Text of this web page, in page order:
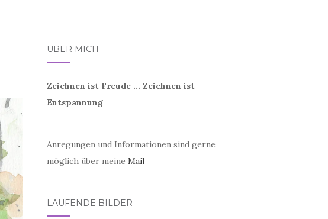
ÜBER MICH
Zeichnen ist Freude ... Zeichnen ist
Entspannung
Anregungen und Informationen sind gerne
möglich über meine Mail
LAUFENDE BILDER